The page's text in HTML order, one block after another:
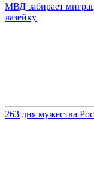
МВД забирает
лазейку
263 дня мужества